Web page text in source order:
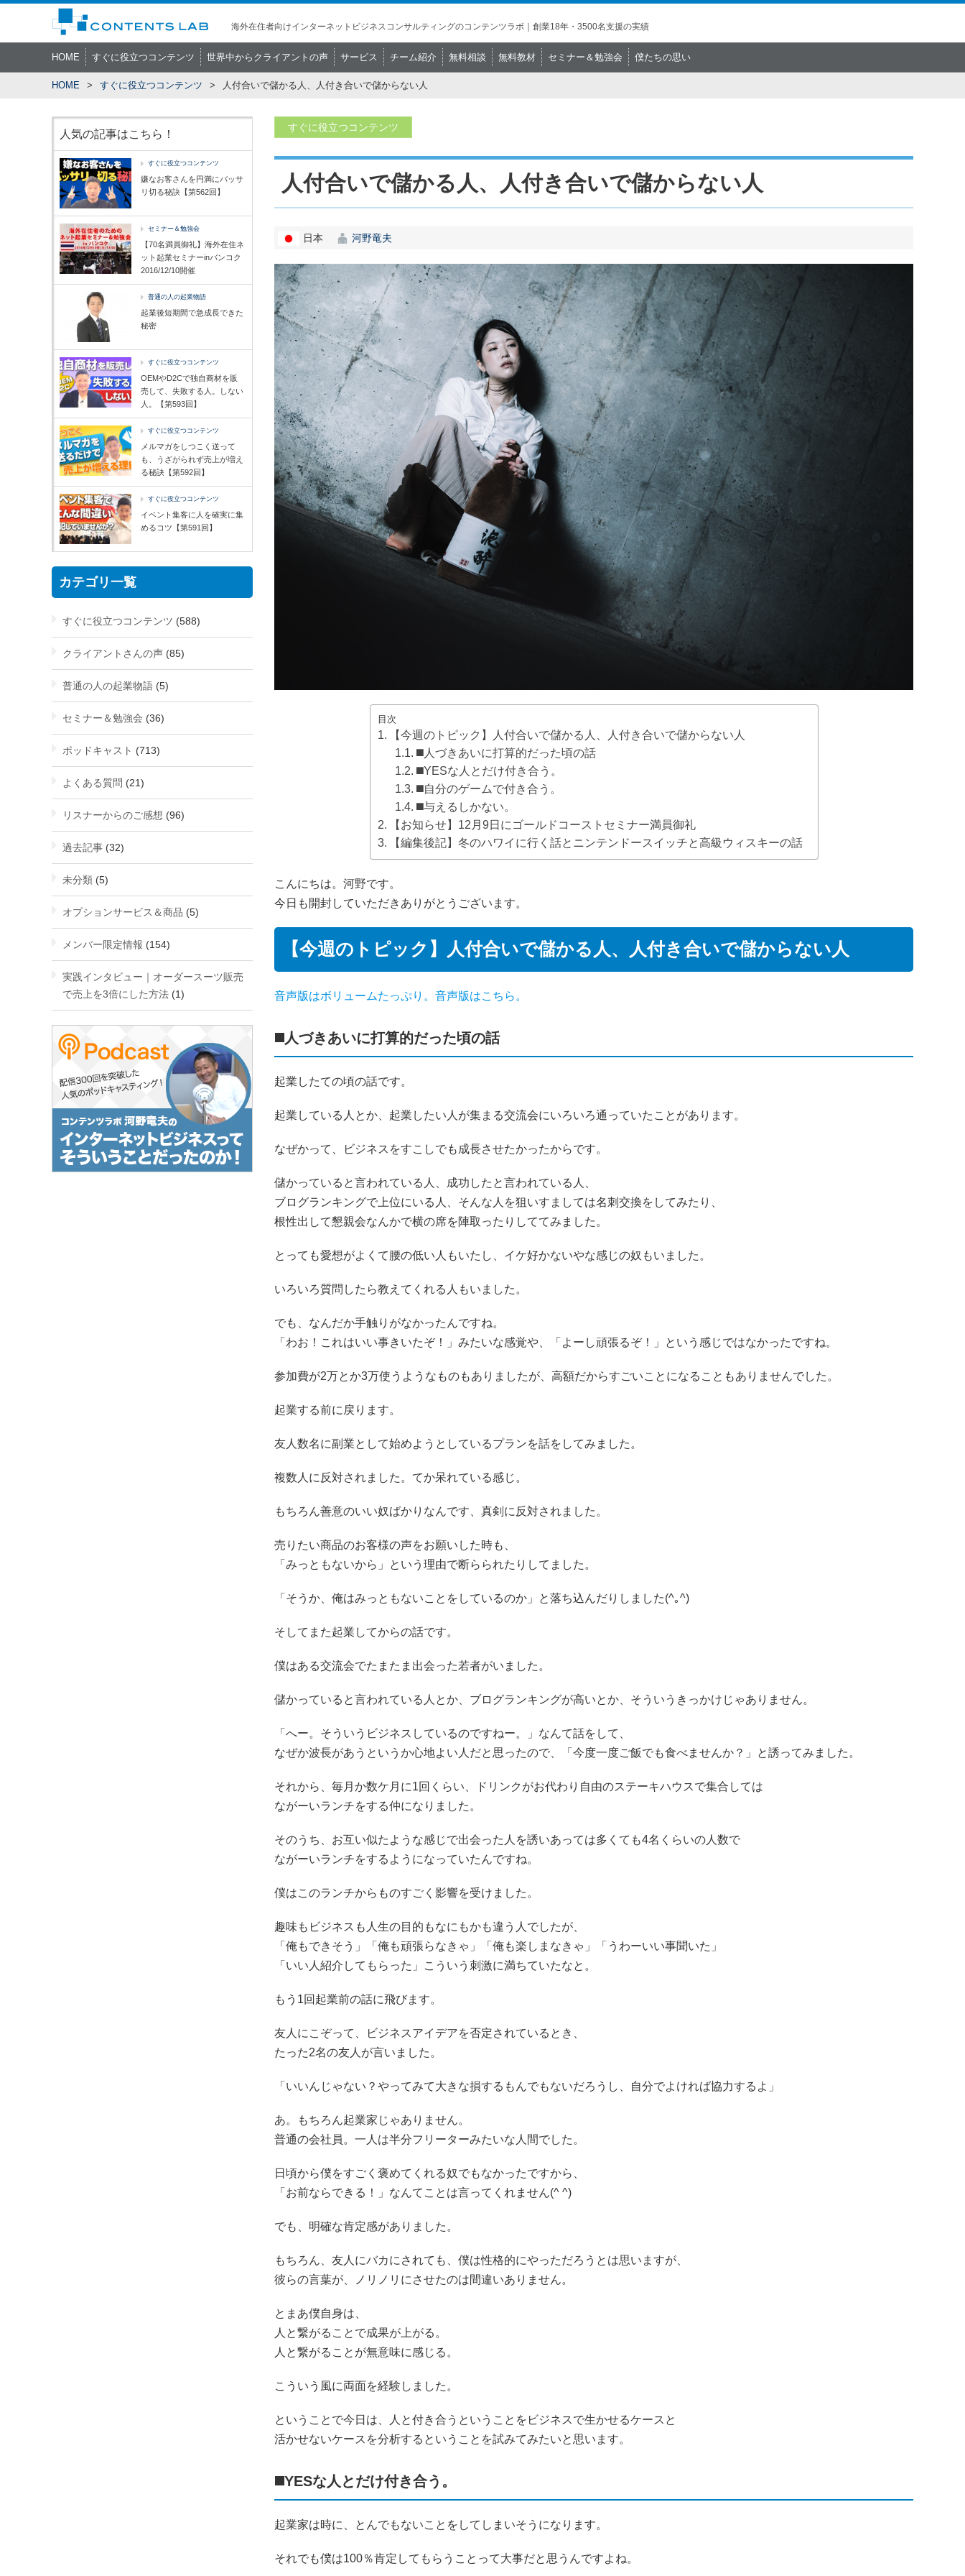
海外在住者向けインターネットビジネスコンサルティングのコンテンツラボ｜創業18年・3500名支援の実績
HOME すぐに役立つコンテンツ 世界中からクライアントの声 サービス チーム紹介 無料相談 無料教材 セミナー＆勉強会 僕たちの思い
HOME すぐに役立つコンテンツ 人付合いで儲かる人、人付き合いで儲からない人
すぐに役立つコンテンツ
人付合いで儲かる人、人付き合いで儲からない人
日本 河野竜夫
目次
【今週のトピック】人付合いで儲かる人、人付き合いで儲からない人
◼️人づきあいに打算的だった頃の話
◼️YESな人とだけ付き合う。
◼️自分のゲームで付き合う。
◼️与えるしかない。
【お知らせ】12月9日にゴールドコーストセミナー満員御礼
【編集後記】冬のハワイに行く話とニンテンドースイッチと高級ウィスキーの話
こんにちは。河野です。
今日も開封していただきありがとうございます。
【今週のトピック】人付合いで儲かる人、人付き合いで儲からない人
音声版はボリュームたっぷり。音声版はこちら。
◼️人づきあいに打算的だった頃の話
起業したての頃の話です。
起業している人とか、起業したい人が集まる交流会にいろいろ通っていたことがあります。
なぜかって、ビジネスをすこしでも成長させたかったからです。
儲かっていると言われている人、成功したと言われている人、
ブログランキングで上位にいる人、そんな人を狙いすましては名刺交換をしてみたり、
根性出して懇親会なんかで横の席を陣取ったりしててみました。
とっても愛想がよくて腰の低い人もいたし、イケ好かないやな感じの奴もいました。
いろいろ質問したら教えてくれる人もいました。
でも、なんだか手触りがなかったんですね。
「わお！これはいい事きいたぞ！」みたいな感覚や、「よーし頑張るぞ！」という感じではなかったですね。
参加費が2万とか3万使うようなものもありましたが、高額だからすごいことになることもありませんでした。
起業する前に戻ります。
友人数名に副業として始めようとしているプランを話をしてみました。
複数人に反対されました。てか呆れている感じ。
もちろん善意のいい奴ばかりなんです、真剣に反対されました。
売りたい商品のお客様の声をお願いした時も、
「みっともないから」という理由で断らられたりしてました。
「そうか、俺はみっともないことをしているのか」と落ち込んだりしました(^｡^)
そしてまた起業してからの話です。
僕はある交流会でたまたま出会った若者がいました。
儲かっていると言われている人とか、ブログランキングが高いとか、そういうきっかけじゃありません。
「へー。そういうビジネスしているのですねー。」なんて話をして、
なぜか波長があうというか心地よい人だと思ったので、「今度一度ご飯でも食べませんか？」と誘ってみました。
それから、毎月か数ケ月に1回くらい、ドリンクがお代わり自由のステーキハウスで集合しては
ながーいランチをする仲になりました。
そのうち、お互い似たような感じで出会った人を誘いあっては多くても4名くらいの人数で
ながーいランチをするようになっていたんですね。
僕はこのランチからものすごく影響を受けました。
趣味もビジネスも人生の目的もなにもかも違う人でしたが、
「俺もできそう」「俺も頑張らなきゃ」「俺も楽しまなきゃ」「うわーいい事聞いた」
「いい人紹介してもらった」こういう刺激に満ちていたなと。
もう1回起業前の話に飛びます。
友人にこぞって、ビジネスアイデアを否定されているとき、
たった2名の友人が言いました。
「いいんじゃない？やってみて大きな損するもんでもないだろうし、自分でよければ協力するよ」
あ。もちろん起業家じゃありません。
普通の会社員。一人は半分フリーターみたいな人間でした。
日頃から僕をすごく褒めてくれる奴でもなかったですから、
「お前ならできる！」なんてことは言ってくれません(^ ^)
でも、明確な肯定感がありました。
もちろん、友人にバカにされても、僕は性格的にやっただろうとは思いますが、
彼らの言葉が、ノリノリにさせたのは間違いありません。
とまあ僕自身は、
人と繋がることで成果が上がる。
人と繋がることが無意味に感じる。
こういう風に両面を経験しました。
ということで今日は、人と付き合うということをビジネスで生かせるケースと
活かせないケースを分析するということを試みてみたいと思います。
◼️YESな人とだけ付き合う。
起業家は時に、とんでもないことをしてしまいそうになります。
それでも僕は100％肯定してもらうことって大事だと思うんですよね。
人気の記事はこちら！
すぐに役立つコンテンツ
嫌なお客さんを円満にバッサ
リ切る秘訣【第562回】
セミナー＆勉強会
【70名満員御礼】海外在住ネ
ット起業セミナーinバンコク
2016/12/10開催
普通の人の起業物語
起業後短期間で急成長できた
秘密
すぐに役立つコンテンツ
OEMやD2Cで独自商材を販
売して、失敗する人。しない
人。【第593回】
すぐに役立つコンテンツ
メルマガをしつこく送って
も、うざがられず売上が増え
る秘訣【第592回】
すぐに役立つコンテンツ
イベント集客に人を確実に集
めるコツ【第591回】
カテゴリ一覧
すぐに役立つコンテンツ (588)
クライアントさんの声 (85)
普通の人の起業物語 (5)
セミナー＆勉強会 (36)
ポッドキャスト (713)
よくある質問 (21)
リスナーからのご感想 (96)
過去記事 (32)
未分類 (5)
オプションサービス＆商品 (5)
メンバー限定情報 (154)
実践インタビュー｜オーダースーツ販売
で売上を3倍にした方法 (1)